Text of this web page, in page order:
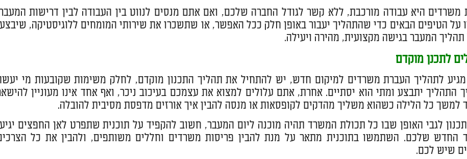
משרדים היא עבודה מורכבת, ללא קשר לגודל החברה שלכם, ואם אתם מנסים לנווט בין העבודה לבין דרישות
על הטיפים הבאים כדי שהתהליך יעבור באופן חלק ככל האפשר, או שתשכרו את שירותי המומחים ללוגיסטיקה,
המעבר בגישה מקצועית, מהירה ויעילה.
לתכנן מוקדם
לתהליך העברת משרדים למיקום חדש, יש להתחיל את תהליך התכנון מוקדם, לחלק משימות שקובעות מי
התהליך יתבצע ומתי הוא יסתיים. אחרת, אתם עלולים למצוא את עצמכם בעיכוב ניכר, ואף אחד אינו מעוניין
למשך כל הלילה כשהוא משליך מהדקים לקופסאות או מנסה להבין איך אורזים מדפסת מסיבית להובלה.
לגבי האופן שבו כל תכולת המשרד תהיה מוכנה ליום המעבר, חשוב להקפיד על תוכנית שתפרט לאן החפצים
החדש שלכם. השתמשו בתוכנית מתאר על מנת להבין פריסות משרדים וחללים משותפים, ולהבין את כל
שיש לכם.